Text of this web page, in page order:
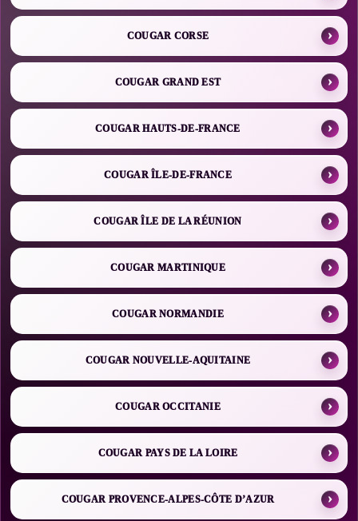
COUGAR CORSE
COUGAR GRAND EST
COUGAR HAUTS-DE-FRANCE
COUGAR ÎLE-DE-FRANCE
COUGAR ÎLE DE LA RÉUNION
COUGAR MARTINIQUE
COUGAR NORMANDIE
COUGAR NOUVELLE-AQUITAINE
COUGAR OCCITANIE
COUGAR PAYS DE LA LOIRE
COUGAR PROVENCE-ALPES-CÔTE D’AZUR